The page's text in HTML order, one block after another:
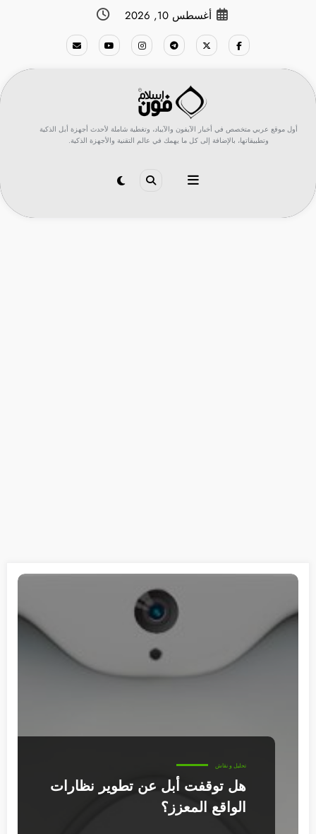
أغسطس 10, 2026
أول موقع عربي متخصص في أخبار الآيفون والآيباد، وتغطية شاملة لأحدث أجهزة أبل الذكية
وتطبيقاتها، بالإضافة إلى كل ما يهمك في عالم التقنية والأجهزة الذكية.
تحليل و نقاش
هل توقفت أبل عن تطوير نظارات
الواقع المعزز؟